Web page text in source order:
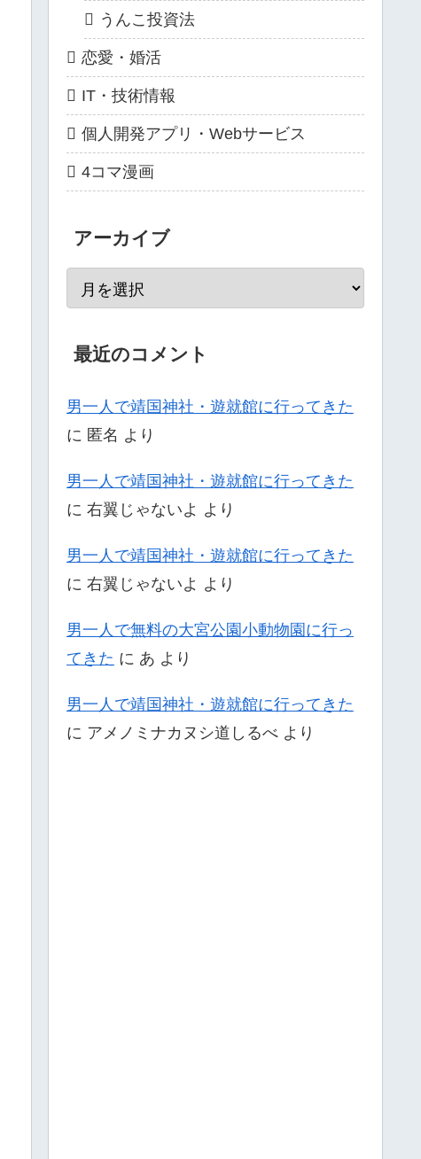
うんこ投資法
恋愛・婚活
IT・技術情報
個人開発アプリ・Webサービス
4コマ漫画
アーカイブ
最近のコメント
男一人で靖国神社・遊就館に行ってきた
に 匿名 より
男一人で靖国神社・遊就館に行ってきた
に 右翼じゃないよ より
男一人で靖国神社・遊就館に行ってきた
に 右翼じゃないよ より
男一人で無料の大宮公園小動物園に行っ
てきた に あ より
男一人で靖国神社・遊就館に行ってきた
に アメノミナカヌシ道しるべ より